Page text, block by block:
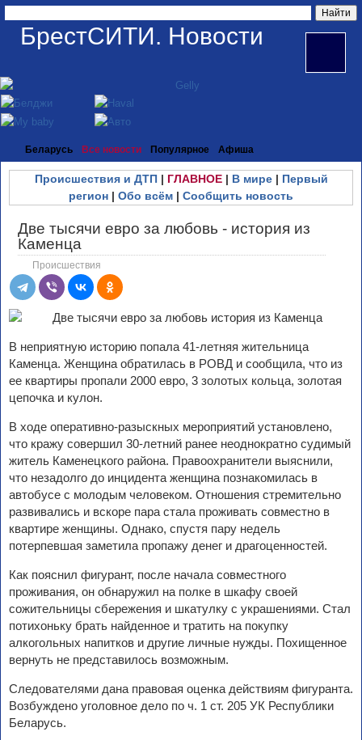
БрестСИТИ. Новости
Беларусь Все новости Популярное Афиша
Происшествия и ДТП| ГЛАВНОЕ| В мире| Первый
регион | Обо всём | Сообщить новость
Две тысячи евро за любовь - история из
Каменца
Происшествия
В неприятную историю попала 41-летняя жительница
Каменца. Женщина обратилась в РОВД и сообщила, что из
ее квартиры пропали 2000 евро, 3 золотых кольца, золотая
цепочка и кулон.
В ходе оперативно-разыскных мероприятий установлено,
что кражу совершил 30-летний ранее неоднократно судимый
житель Каменецкого района. Правоохранители выяснили,
что незадолго до инцидента женщина познакомилась в
автобусе с молодым человеком. Отношения стремительно
развивались и вскоре пара стала проживать совместно в
квартире женщины. Однако, спустя пару недель
потерпевшая заметила пропажу денег и драгоценностей.
Как пояснил фигурант, после начала совместного
проживания, он обнаружил на полке в шкафу своей
сожительницы сбережения и шкатулку с украшениями. Стал
потихоньку брать найденное и тратить на покупку
алкогольных напитков и другие личные нужды. Похищенное
вернуть не представилось возможным.
Следователями дана правовая оценка действиям фигуранта.
Возбуждено уголовное дело по ч. 1 ст. 205 УК Республики
Беларусь.